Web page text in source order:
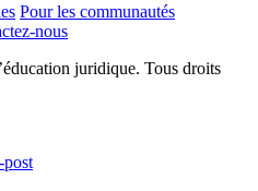
Pour les communautés
nous
juridique. Tous droits